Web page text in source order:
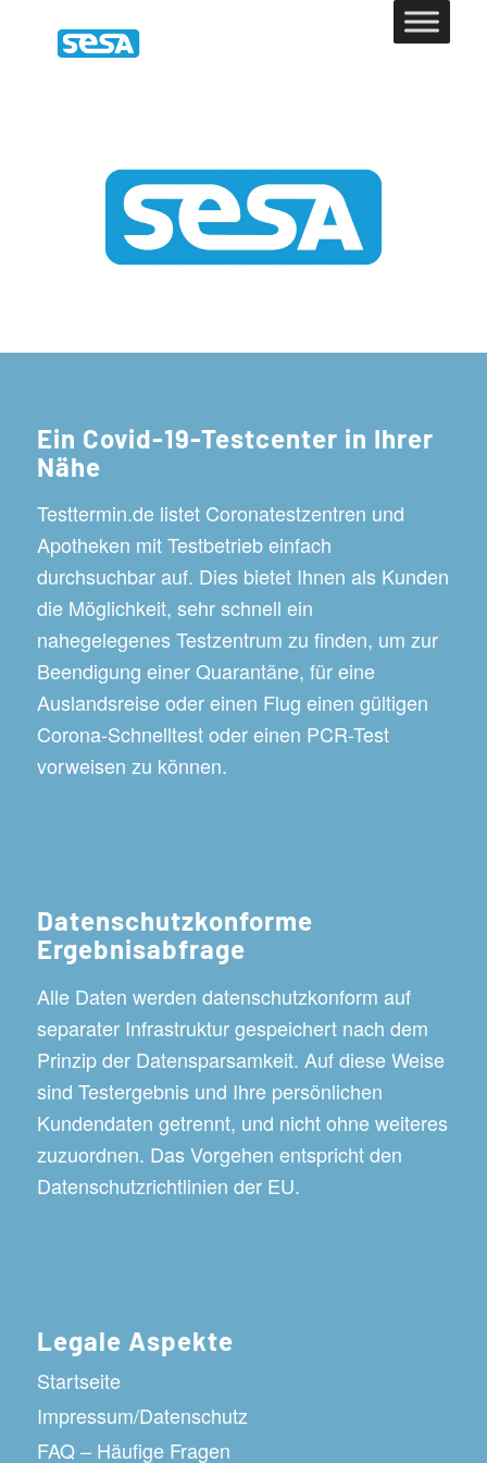
Ein Covid-19-Testcenter in Ihrer
Nähe
Testtermin.de listet Coronatestzentren und
Apotheken mit Testbetrieb einfach
durchsuchbar auf. Dies bietet Ihnen als Kunden
die Möglichkeit, sehr schnell ein
nahegelegenes Testzentrum zu finden, um zur
Beendigung einer Quarantäne, für eine
Auslandsreise oder einen Flug einen gültigen
Corona-Schnelltest oder einen PCR-Test
vorweisen zu können.
Datenschutzkonforme
Ergebnisabfrage
Alle Daten werden datenschutzkonform auf
separater Infrastruktur gespeichert nach dem
Prinzip der Datensparsamkeit. Auf diese Weise
sind Testergebnis und Ihre persönlichen
Kundendaten getrennt, und nicht ohne weiteres
zuzuordnen. Das Vorgehen entspricht den
Datenschutzrichtlinien der EU.
Legale Aspekte
Startseite
Impressum/Datenschutz
FAQ – Häufige Fragen